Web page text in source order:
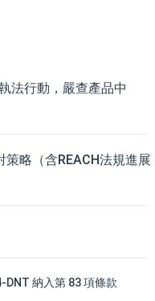
法行動，嚴查產品中
略（含REACH法規進展
DNT 納入第 83 項條款